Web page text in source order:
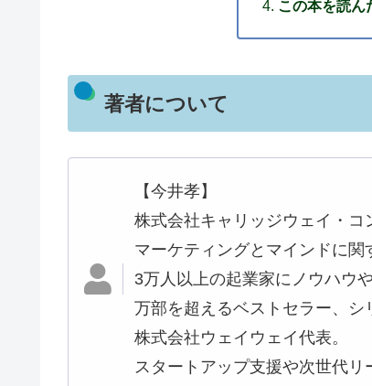
この本を読ん
著者について
【今井孝】
株式会社キャリッジウェイ・コ
マーケティングとマインドに関
3万人以上の起業家にノウハウ
万部を超えるベストセラー、シ
株式会社ウェイウェイ代表。
スタートアップ支援や次世代リ